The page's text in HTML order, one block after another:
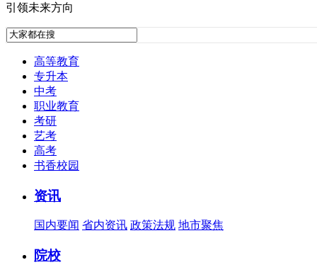
引领未来方向
高等教育
专升本
中考
职业教育
考研
艺考
高考
书香校园
资讯
国内要闻 省内资讯 政策法规 地市聚焦
院校